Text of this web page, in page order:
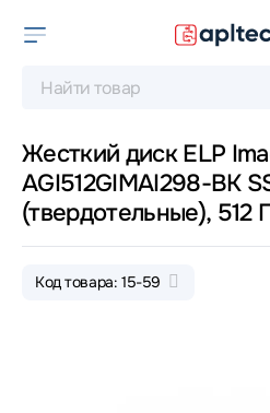
Жесткий диск ELP
AGI512GIMAI298-BK
(твердотельные), 512
Код товара: 15-59